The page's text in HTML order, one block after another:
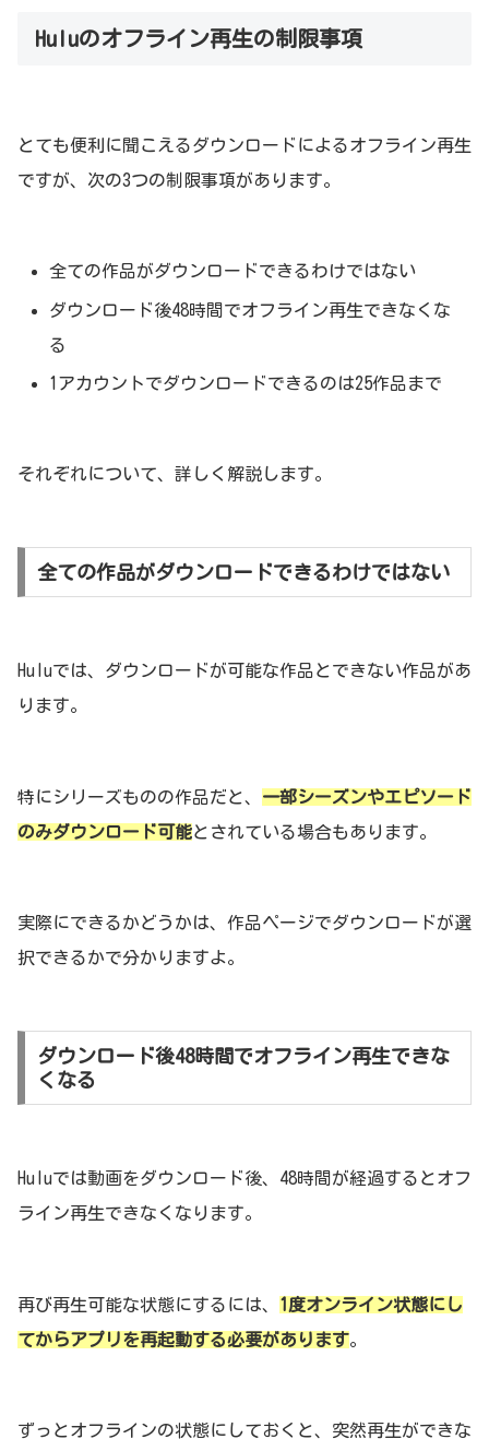
Huluのオフライン再生の制限事項
とても便利に聞こえるダウンロードによるオフライン再生
ですが、次の3つの制限事項があります。
全ての作品がダウンロードできるわけではない
ダウンロード後48時間でオフライン再生できなくな
る
1アカウントでダウンロードできるのは25作品まで
それぞれについて、詳しく解説します。
全ての作品がダウンロードできるわけではない
Huluでは、ダウンロードが可能な作品とできない作品があ
ります。
特にシリーズものの作品だと、 一部シーズンやエピソード
のみダウンロード可能とされている場合もあります。
実際にできるかどうかは、作品ページでダウンロードが選
択できるかで分かりますよ。
ダウンロード後48時間でオフライン再生できな
くなる
Huluでは動画をダウンロード後、48時間が経過するとオフ
ライン再生できなくなります。
再び再生可能な状態にするには、 1度オンライン状態にし
てからアプリを再起動する必要があります。
ずっとオフラインの状態にしておくと、突然再生ができな